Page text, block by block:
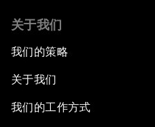
关于我们
我们的策略
关于我们
我们的工作方式